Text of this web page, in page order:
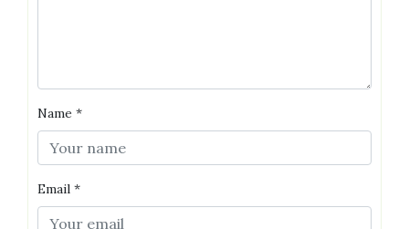
Name *
Email *